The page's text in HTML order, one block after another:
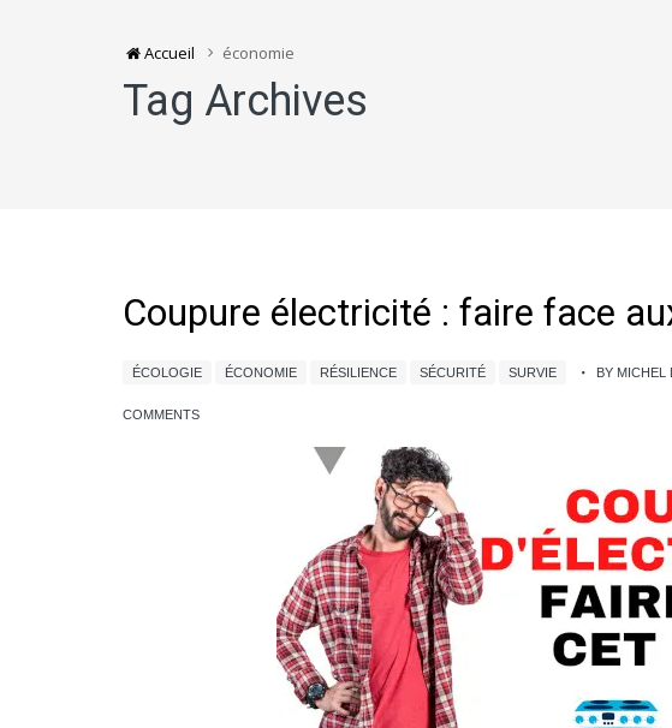
Accueil économie
Tag Archives
Coupure électricité : faire face
ÉCOLOGIE ÉCONOMIE RÉSILIENCE SÉCURITÉ SURVIE BY MICHEL
COMMENTS